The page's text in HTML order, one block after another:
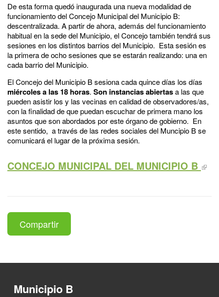
De esta forma quedó inaugurada una nueva modalidad de
funcionamiento del Concejo Municipal del Municipio B:
descentralizada. A partir de ahora, además del funcionamiento
habitual en la sede del Municipio, el Concejo también tendrá sus
sesiones en los distintos barrios del Municipio. Esta sesión es
la primera de ocho sesiones que se estarán realizando: una en
cada barrio del Municipio.
El Concejo del Municipio B sesiona cada quince días los días
miércoles a las 18 horas. Son instancias abiertasa las que
pueden asistir los y las vecinas en calidad de observadores/as,
con la finalidad de que puedan escuchar de primera mano los
asuntos que son abordados por este órgano de gobierno. En
este sentido, a través de las redes sociales del Muncipio B se
comunicará el lugar de la próxima sesión.
CONCEJO MUNICIPAL DEL MUNICIPIO B
Compartir
Municipio B